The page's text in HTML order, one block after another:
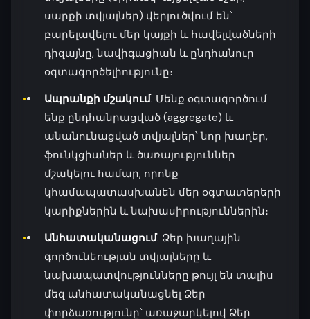
սարքի տվյալներ) վերլուծվում են՝
բարելավելու մեր կայքի և հավելվածների
դիզայնը, նավիգացիան և ընդհանուր
օգտագործելիությունը։
Ապրանքի մշակում. Մենք օգտագործում
ենք ընդհանրացված (aggregate) և
անանունացված տվյալներ՝ նոր խաղեր,
ֆունկցիաներ և ծառայություններ
մշակելու համար, որոնք
կհամապատասխանեն մեր օգտատերերի
կարիքներին և նախասիրություններին։
Անհատականացում. Ձեր խաղային
գործունեության տվյալները և
նախապատվությունները թույլ են տալիս
մեզ անհատականացնել Ձեր
փորձառությունը՝ առաջարկելով Ձեր